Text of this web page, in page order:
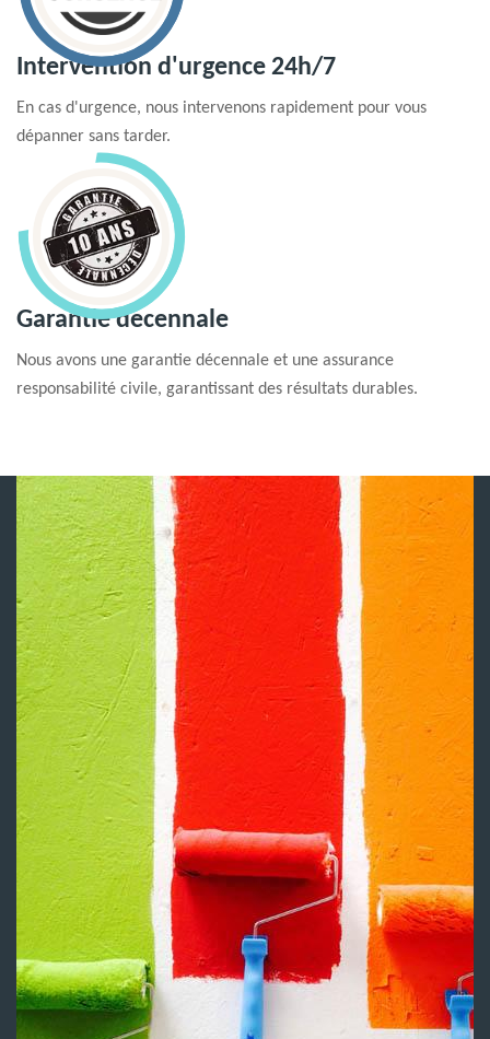
Intervention d'urgence 24h/7
En cas d'urgence, nous intervenons rapidement pour vous
dépanner sans tarder.
Garantie decennale
Nous avons une garantie décennale et une assurance
responsabilité civile, garantissant des résultats durables.